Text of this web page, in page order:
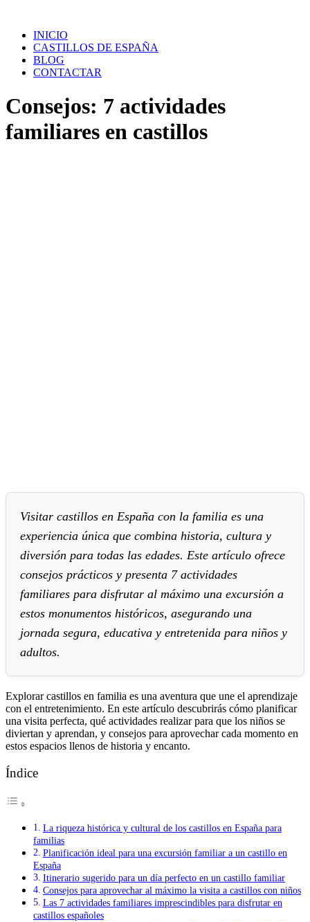
contenidoINICIO
CASTILLOS DE ESPAÑA
BLOG
CONTACTAR
Consejos: 7 actividades
familiares en castillos
Visitar castillos en España con la familia es una
experiencia única que combina historia, cultura y
diversión para todas las edades. Este artículo ofrece
consejos prácticos y presenta 7 actividades
familiares para disfrutar al máximo una excursión a
estos monumentos históricos, asegurando una
jornada segura, educativa y entretenida para niños y
adultos.
Explorar castillos en familia es una aventura que une el aprendizaje
con el entretenimiento. En este artículo descubrirás cómo planificar
una visita perfecta, qué actividades realizar para que los niños se
diviertan y aprendan, y consejos para aprovechar cada momento en
estos espacios llenos de historia y encanto.
Índice
La riqueza histórica y cultural de los castillos en España para
familias
Planificación ideal para una excursión familiar a un castillo en
España
Itinerario sugerido para un día perfecto en un castillo familiar
Consejos para aprovechar al máximo la visita a castillos con niños
Las 7 actividades familiares imprescindibles para disfrutar en
castillos españoles